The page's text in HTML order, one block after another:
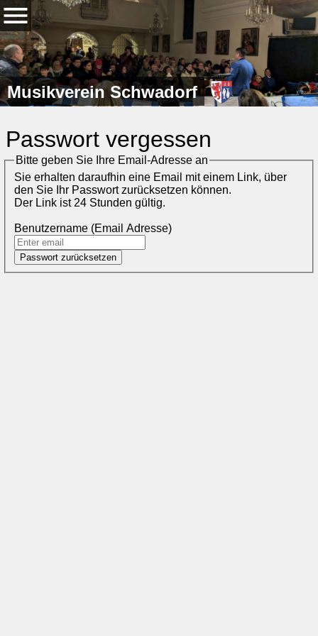
Musikverein Schwadorf
Passwort vergessen
Bitte geben Sie Ihre Email-Adresse an
Sie erhalten daraufhin eine Email mit einem Link, über
den Sie Ihr Passwort zurücksetzen können.
Der Link ist 24 Stunden gültig.
Benutzername (Email Adresse)
Passwort zurücksetzen